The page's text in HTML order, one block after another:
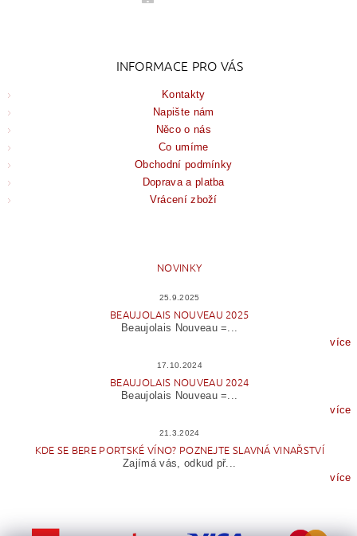
INFORMACE PRO VÁS
Kontakty
Napište nám
Něco o nás
Co umíme
Obchodní podmínky
Doprava a platba
Vrácení zboží
NOVINKY
25.9.2025
BEAUJOLAIS NOUVEAU 2025
Beaujolais Nouveau =...
více
17.10.2024
BEAUJOLAIS NOUVEAU 2024
Beaujolais Nouveau =...
více
21.3.2024
KDE SE BERE PORTSKÉ VÍNO? POZNEJTE SLAVNÁ VINAŘSTVÍ
Zajímá vás, odkud př...
více